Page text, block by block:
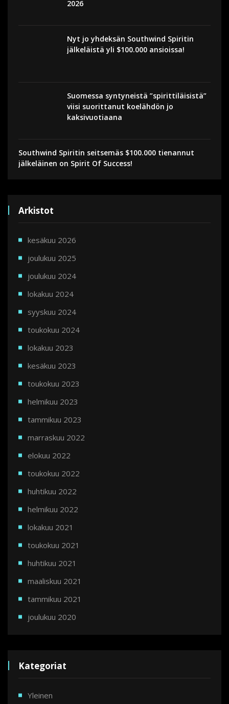
2026
Nyt jo yhdeksän Southwind Spiritin
jälkeläistä yli $100.000 ansioissa!
Suomessa syntyneistä ”spirittiläisistä”
viisi suorittanut koelähdön jo
kaksivuotiaana
Southwind Spiritin seitsemäs $100.000 tienannut
jälkeläinen on Spirit Of Success!
Arkistot
kesäkuu 2026
joulukuu 2025
joulukuu 2024
lokakuu 2024
syyskuu 2024
toukokuu 2024
lokakuu 2023
kesäkuu 2023
toukokuu 2023
helmikuu 2023
tammikuu 2023
marraskuu 2022
elokuu 2022
toukokuu 2022
huhtikuu 2022
helmikuu 2022
lokakuu 2021
toukokuu 2021
huhtikuu 2021
maaliskuu 2021
tammikuu 2021
joulukuu 2020
Kategoriat
Yleinen